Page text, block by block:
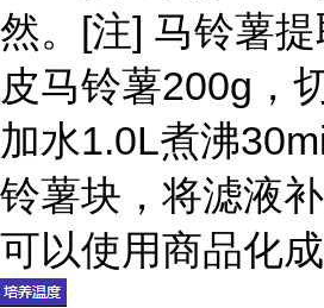
然。[注] 马铃薯
皮马铃薯200g，
加水1.0L煮沸
铃薯块，将滤液补
可以使用商品化成